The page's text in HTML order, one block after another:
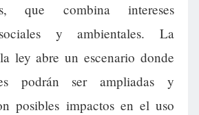
que combina intereses
y ambientales. La
ley abre un escenario donde
podrán ser ampliadas y
posibles impactos en el uso